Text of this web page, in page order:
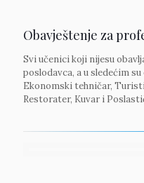
Obavještenje za
Svi učenici koji nijesu
poslodavca, a u sledećim
Ekonomski tehničar,
Restorater, Kuvar i